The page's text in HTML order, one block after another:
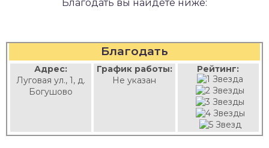
Благодать вы найдете ниже:
Благодать
Адрес:
Луговая ул., 1, д.
Богушово
График работы:
Не указан
Рейтинг: